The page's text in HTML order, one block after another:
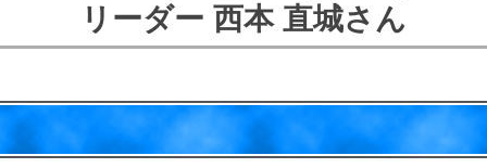
リーダー 西本 直城さん